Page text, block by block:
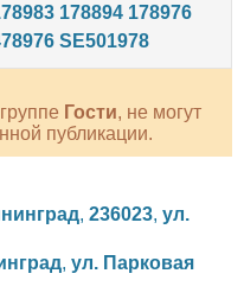
178894 178976
SE501978
Гости, не могут
публикации.
, 236023, ул.
, ул. Парковая